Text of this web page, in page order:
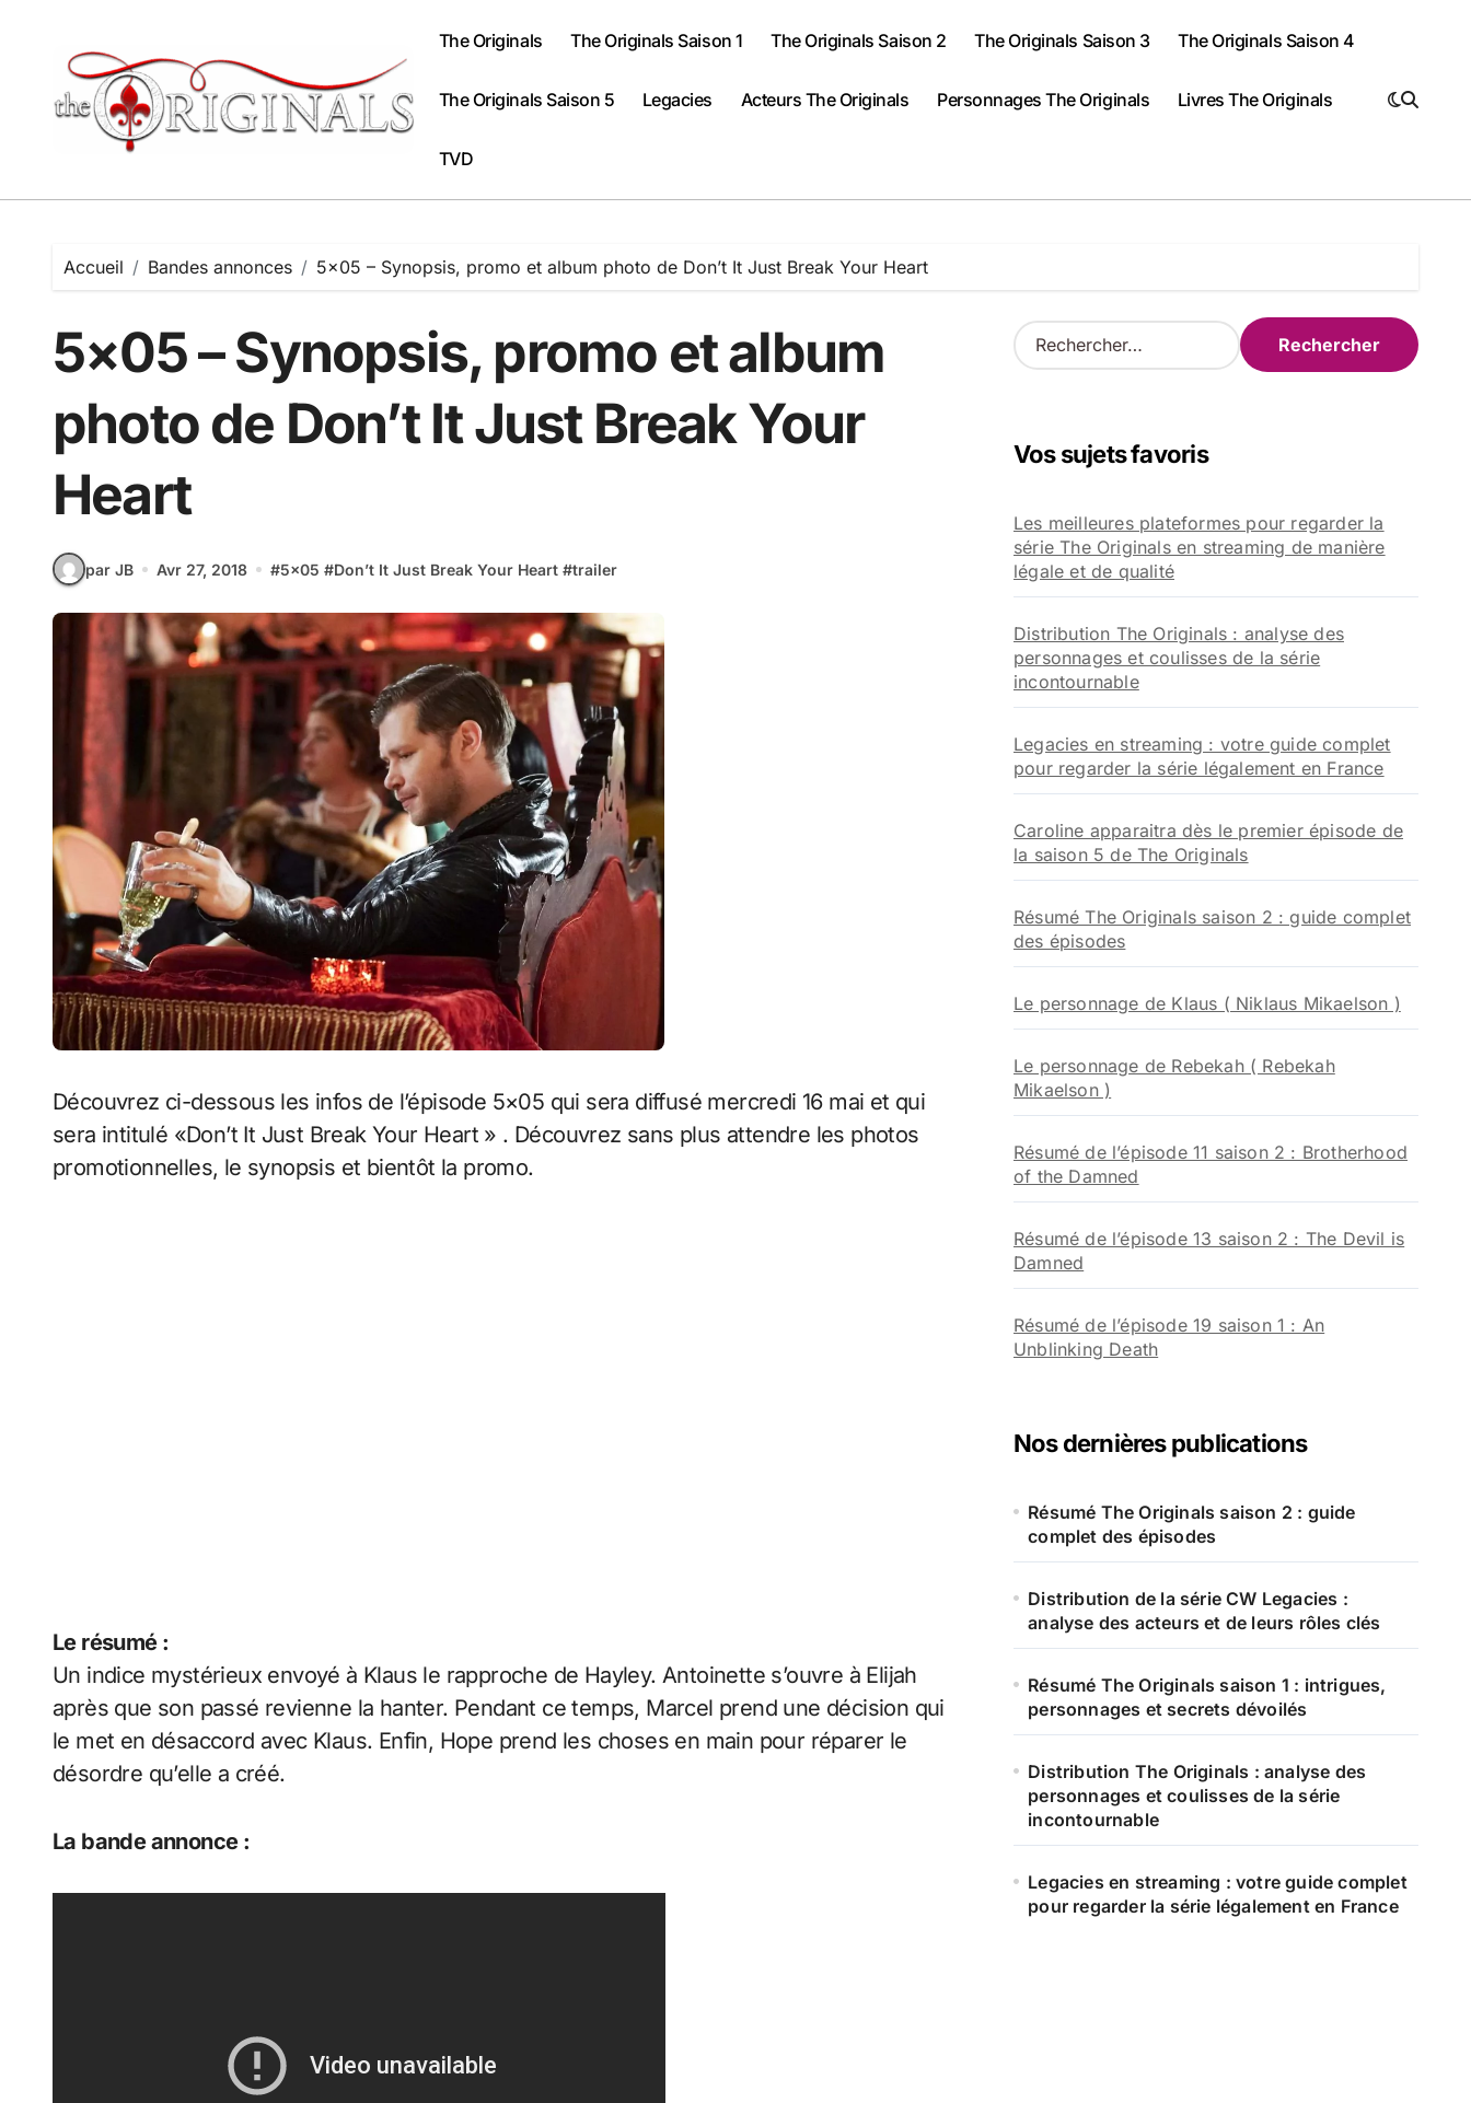
The Originals The Originals Saison 1 The Originals Saison 2 The Originals Saison 3 The Originals Saison 4
The Originals Saison 5 Legacies Acteurs The Originals Personnages The Originals Livres The Originals
TVD
Accueil Bandes annonces 5×05 – Synopsis, promo et album photo de Don’t It Just Break Your Heart
5×05 – Synopsis, promo et album
photo de Don’t It Just Break Your
Heart
par JB Avr 27, 2018 #5x05 #Don’t It Just Break Your Heart #trailer
Découvrez ci-dessous les infos de l’épisode 5×05 qui sera diffusé mercredi 16 mai et qui
sera intitulé «Don’t It Just Break Your Heart » . Découvrez sans plus attendre les photos
promotionnelles, le synopsis et bientôt la promo.
Le résumé :
Un indice mystérieux envoyé à Klaus le rapproche de Hayley. Antoinette s’ouvre à Elijah
après que son passé revienne la hanter. Pendant ce temps, Marcel prend une décision qui
le met en désaccord avec Klaus. Enfin, Hope prend les choses en main pour réparer le
désordre qu’elle a créé.
La bande annonce :
R
e
r
e
r
:
Vos sujets favoris
Les meilleures plateformes pour regarder la
série The Originals en streaming de manière
légale et de qualité
Distribution The Originals : analyse des
personnages et coulisses de la série
incontournable
Legacies en streaming : votre guide complet
pour regarder la série légalement en France
Caroline apparaitra dès le premier épisode de
la saison 5 de The Originals
Résumé The Originals saison 2 : guide complet
des épisodes
Le personnage de Klaus ( Niklaus Mikaelson )
Le personnage de Rebekah ( Rebekah
Mikaelson )
Résumé de l’épisode 11 saison 2 : Brotherhood
of the Damned
Résumé de l’épisode 13 saison 2 : The Devil is
Damned
Résumé de l’épisode 19 saison 1 : An
Unblinking Death
Nos dernières publications
Résumé The Originals saison 2 : guide
complet des épisodes
Distribution de la série CW Legacies :
analyse des acteurs et de leurs rôles clés
Résumé The Originals saison 1 : intrigues,
personnages et secrets dévoilés
Distribution The Originals : analyse des
personnages et coulisses de la série
incontournable
Legacies en streaming : votre guide complet
pour regarder la série légalement en France